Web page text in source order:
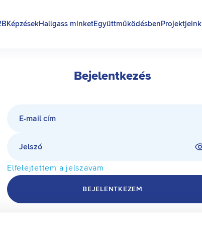
KépzésekHallgass minketEgyüttműködésben Projektjeink
Bejelentkezés
E-mail cím
Jelszó
Elfelejtettem a jelszavam
BEJELENTKEZEM